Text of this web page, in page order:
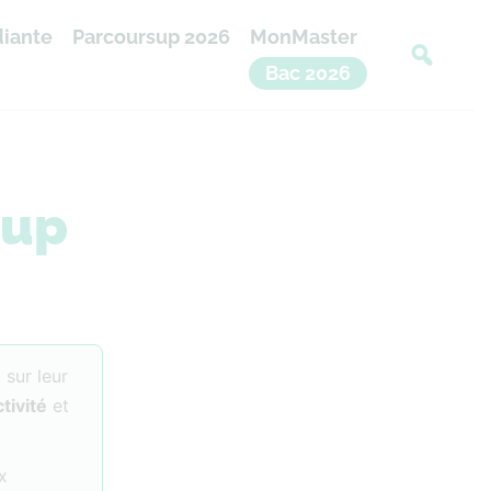
Parcoursup 2026
MonMaster
Bac 2026
leur
et